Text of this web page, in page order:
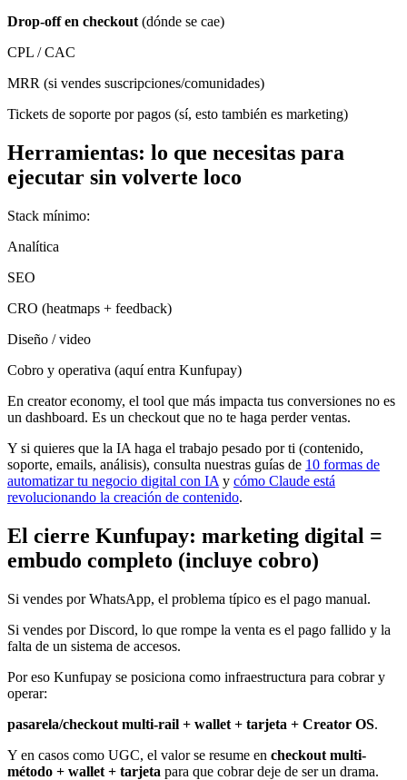
Drop-off en checkout (dónde se cae)
CPL / CAC
MRR (si vendes suscripciones/comunidades)
Tickets de soporte por pagos (sí, esto también es marketing)
Herramientas: lo que necesitas para
ejecutar sin volverte loco
Stack mínimo:
Analítica
SEO
CRO (heatmaps + feedback)
Diseño / video
Cobro y operativa (aquí entra Kunfupay)
En creator economy, el tool que más impacta tus conversiones no es
un dashboard. Es un checkout que no te haga perder ventas.
Y si quieres que la IA haga el trabajo pesado por ti (contenido,
soporte, emails, análisis), consulta nuestras guías de 10 formas de
automatizar tu negocio digital con IA y cómo Claude está
revolucionando la creación de contenido.
El cierre Kunfupay: marketing digital =
embudo completo (incluye cobro)
Si vendes por WhatsApp, el problema típico es el pago manual.
Si vendes por Discord, lo que rompe la venta es el pago fallido y la
falta de un sistema de accesos.
Por eso Kunfupay se posiciona como infraestructura para cobrar y
operar:
pasarela/checkout multi-rail + wallet + tarjeta + Creator OS.
Y en casos como UGC, el valor se resume en checkout multi-
método + wallet + tarjeta para que cobrar deje de ser un drama.